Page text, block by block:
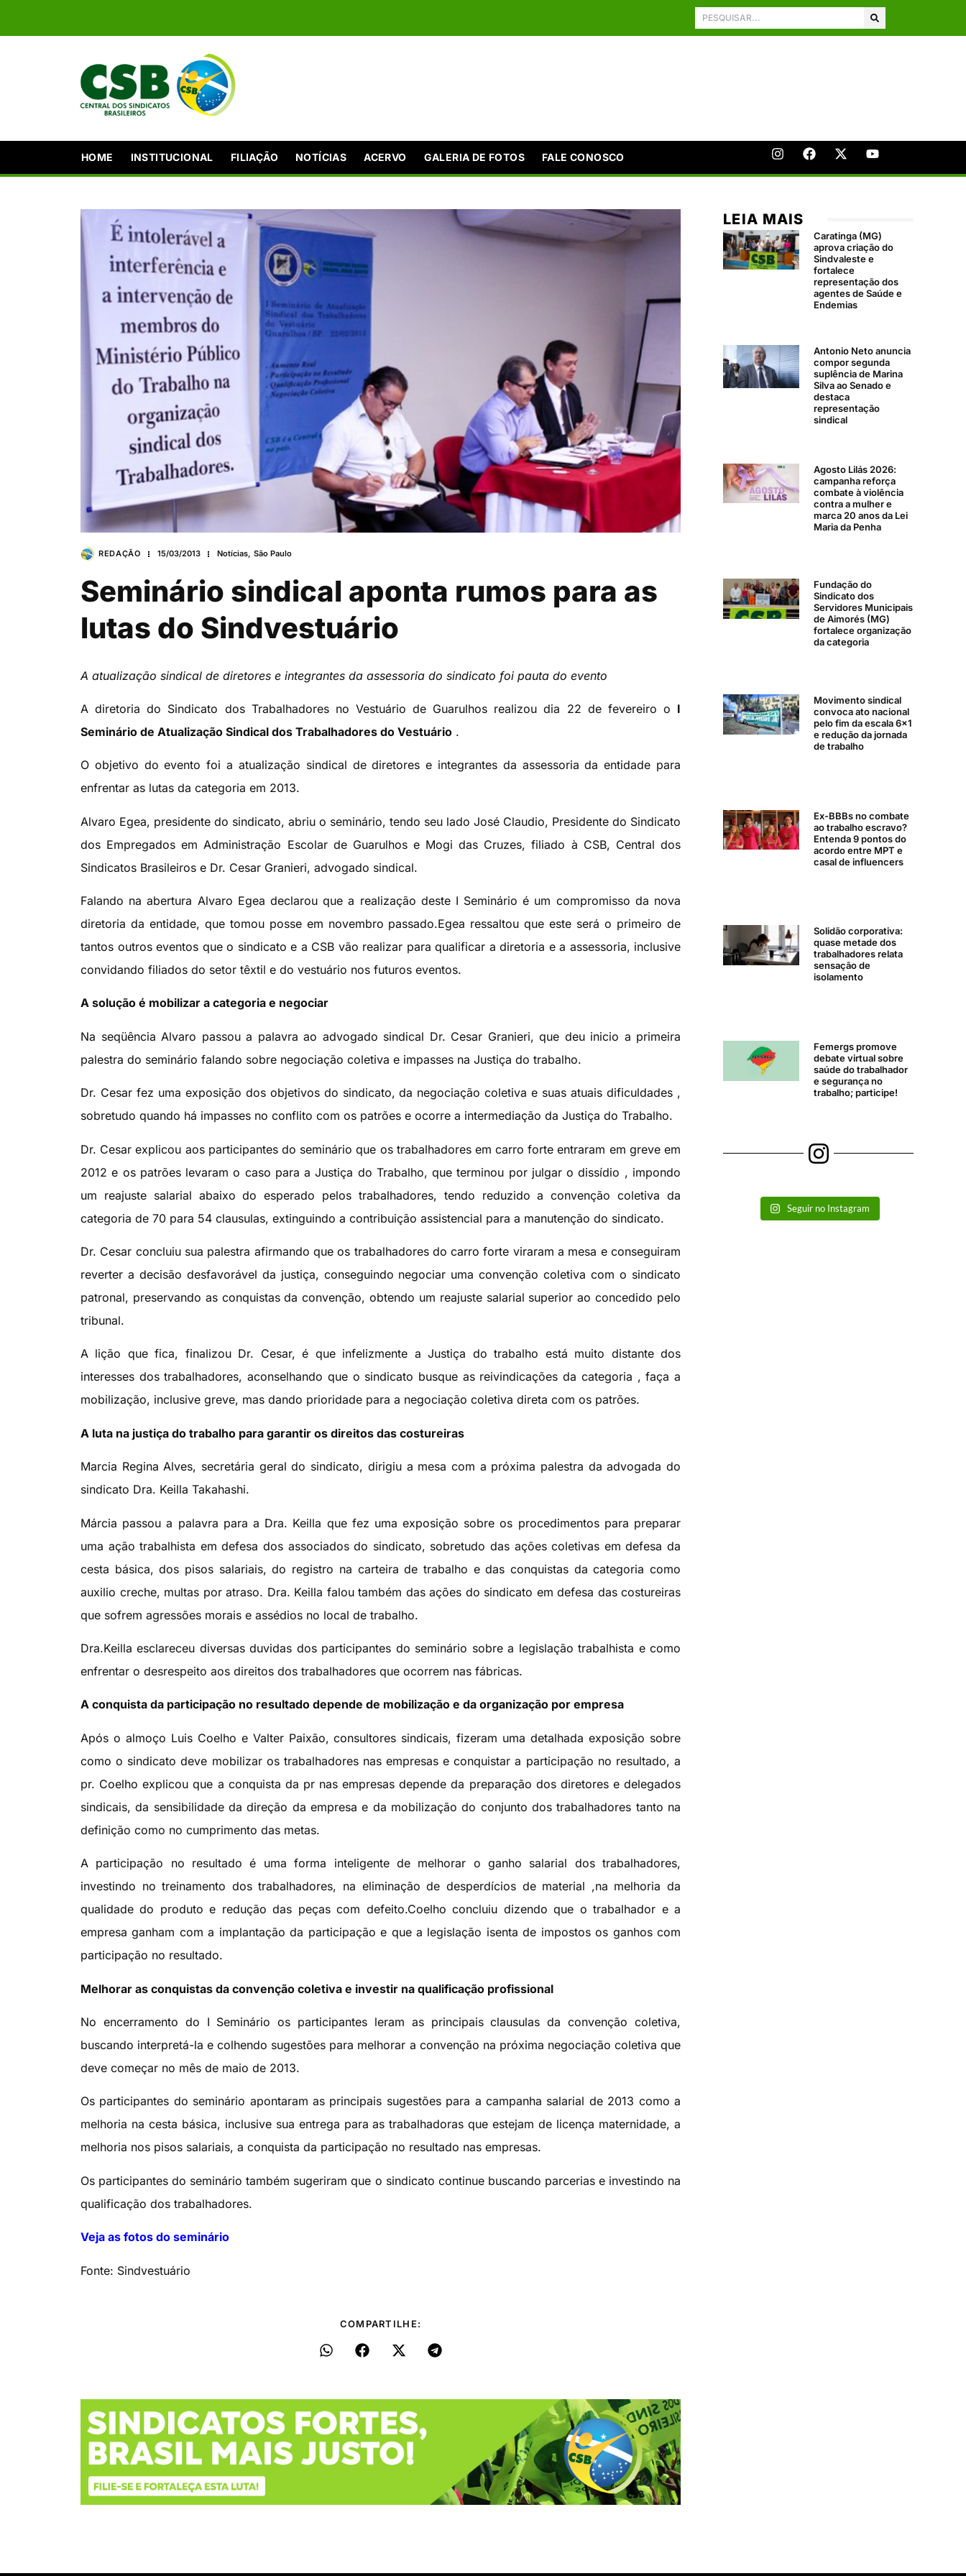
HOME INSTITUCIONAL FILIAÇÃO NOTÍCIAS ACERVO GALERIA DE FOTOS FALE CONOSCO
REDAÇÃO 15/03/2013 Notícias, São Paulo
Seminário sindical aponta rumos para as
lutas do Sindvestuário
A atualização sindical de diretores e integrantes da assessoria do sindicato foi pauta do evento
A diretoria do Sindicato dos Trabalhadores no Vestuário de Guarulhos realizou dia 22 de fevereiro o I
Seminário de Atualização Sindical dos Trabalhadores do Vestuário .
O objetivo do evento foi a atualização sindical de diretores e integrantes da assessoria da entidade para
enfrentar as lutas da categoria em 2013.
Alvaro Egea, presidente do sindicato, abriu o seminário, tendo seu lado José Claudio, Presidente do Sindicato
dos Empregados em Administração Escolar de Guarulhos e Mogi das Cruzes, filiado à CSB, Central dos
Sindicatos Brasileiros e Dr. Cesar Granieri, advogado sindical.
Falando na abertura Alvaro Egea declarou que a realização deste I Seminário é um compromisso da nova
diretoria da entidade, que tomou posse em novembro passado.Egea ressaltou que este será o primeiro de
tantos outros eventos que o sindicato e a CSB vão realizar para qualificar a diretoria e a assessoria, inclusive
convidando filiados do setor têxtil e do vestuário nos futuros eventos.
A solução é mobilizar a categoria e negociar
Na seqüência Alvaro passou a palavra ao advogado sindical Dr. Cesar Granieri, que deu inicio a primeira
palestra do seminário falando sobre negociação coletiva e impasses na Justiça do trabalho.
Dr. Cesar fez uma exposição dos objetivos do sindicato, da negociação coletiva e suas atuais dificuldades ,
sobretudo quando há impasses no conflito com os patrões e ocorre a intermediação da Justiça do Trabalho.
Dr. Cesar explicou aos participantes do seminário que os trabalhadores em carro forte entraram em greve em
2012 e os patrões levaram o caso para a Justiça do Trabalho, que terminou por julgar o dissídio , impondo
um reajuste salarial abaixo do esperado pelos trabalhadores, tendo reduzido a convenção coletiva da
categoria de 70 para 54 clausulas, extinguindo a contribuição assistencial para a manutenção do sindicato.
Dr. Cesar concluiu sua palestra afirmando que os trabalhadores do carro forte viraram a mesa e conseguiram
reverter a decisão desfavorável da justiça, conseguindo negociar uma convenção coletiva com o sindicato
patronal, preservando as conquistas da convenção, obtendo um reajuste salarial superior ao concedido pelo
tribunal.
A lição que fica, finalizou Dr. Cesar, é que infelizmente a Justiça do trabalho está muito distante dos
interesses dos trabalhadores, aconselhando que o sindicato busque as reivindicações da categoria , faça a
mobilização, inclusive greve, mas dando prioridade para a negociação coletiva direta com os patrões.
A luta na justiça do trabalho para garantir os direitos das costureiras
Marcia Regina Alves, secretária geral do sindicato, dirigiu a mesa com a próxima palestra da advogada do
sindicato Dra. Keilla Takahashi.
Márcia passou a palavra para a Dra. Keilla que fez uma exposição sobre os procedimentos para preparar
uma ação trabalhista em defesa dos associados do sindicato, sobretudo das ações coletivas em defesa da
cesta básica, dos pisos salariais, do registro na carteira de trabalho e das conquistas da categoria como
auxilio creche, multas por atraso. Dra. Keilla falou também das ações do sindicato em defesa das costureiras
que sofrem agressões morais e assédios no local de trabalho.
Dra.Keilla esclareceu diversas duvidas dos participantes do seminário sobre a legislação trabalhista e como
enfrentar o desrespeito aos direitos dos trabalhadores que ocorrem nas fábricas.
A conquista da participação no resultado depende de mobilização e da organização por empresa
Após o almoço Luis Coelho e Valter Paixão, consultores sindicais, fizeram uma detalhada exposição sobre
como o sindicato deve mobilizar os trabalhadores nas empresas e conquistar a participação no resultado, a
pr. Coelho explicou que a conquista da pr nas empresas depende da preparação dos diretores e delegados
sindicais, da sensibilidade da direção da empresa e da mobilização do conjunto dos trabalhadores tanto na
definição como no cumprimento das metas.
A participação no resultado é uma forma inteligente de melhorar o ganho salarial dos trabalhadores,
investindo no treinamento dos trabalhadores, na eliminação de desperdícios de material ,na melhoria da
qualidade do produto e redução das peças com defeito.Coelho concluiu dizendo que o trabalhador e a
empresa ganham com a implantação da participação e que a legislação isenta de impostos os ganhos com
participação no resultado.
Melhorar as conquistas da convenção coletiva e investir na qualificação profissional
No encerramento do I Seminário os participantes leram as principais clausulas da convenção coletiva,
buscando interpretá-la e colhendo sugestões para melhorar a convenção na próxima negociação coletiva que
deve começar no mês de maio de 2013.
Os participantes do seminário apontaram as principais sugestões para a campanha salarial de 2013 como a
melhoria na cesta básica, inclusive sua entrega para as trabalhadoras que estejam de licença maternidade, a
melhoria nos pisos salariais, a conquista da participação no resultado nas empresas.
Os participantes do seminário também sugeriram que o sindicato continue buscando parcerias e investindo na
qualificação dos trabalhadores.
Veja as fotos do seminário
Fonte: Sindvestuário
COMPARTILHE:
LEIA MAIS
Caratinga (MG)
aprova criação do
Sindvaleste e
fortalece
representação dos
agentes de Saúde e
Endemias
Antonio Neto anuncia
compor segunda
suplência de Marina
Silva ao Senado e
destaca
representação
sindical
Agosto Lilás 2026:
campanha reforça
combate à violência
contra a mulher e
marca 20 anos da Lei
Maria da Penha
Fundação do
Sindicato dos
Servidores Municipais
de Aimorés (MG)
fortalece organização
da categoria
Movimento sindical
convoca ato nacional
pelo fim da escala 6×1
e redução da jornada
de trabalho
Ex-BBBs no combate
ao trabalho escravo?
Entenda 9 pontos do
acordo entre MPT e
casal de influencers
Solidão corporativa:
quase metade dos
trabalhadores relata
sensação de
isolamento
Femergs promove
debate virtual sobre
saúde do trabalhador
e segurança no
trabalho; participe!
Seguir no Instagram